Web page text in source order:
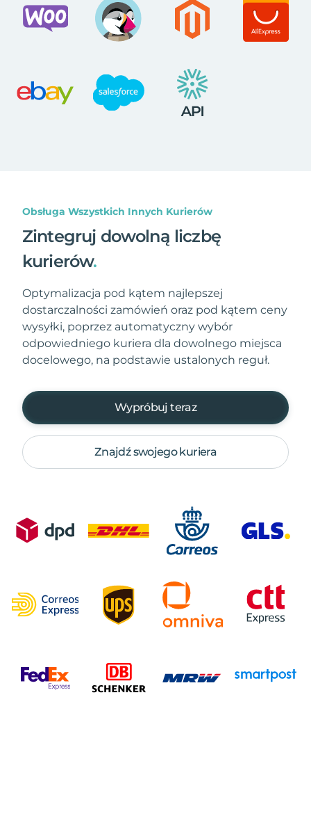
Obsługa Wszystkich Innych Kurierów
Zintegruj dowolną liczbę
kurierów.
Optymalizacja pod kątem najlepszej
dostarczalności zamówień oraz pod kątem ceny
wysyłki, poprzez automatyczny wybór
odpowiedniego kuriera dla dowolnego miejsca
docelowego, na podstawie ustalonych reguł.
Wypróbuj teraz
Znajdź swojego kuriera